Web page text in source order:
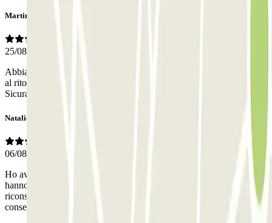
Martina
25/08/2024
Abbiamo utilizzato il servizio car valet. All’andata, e’ stato puntuale,
al ritorno attesa di 45/50 minuti di fronte ai 20/25 prospettati.
Sicuramente un servizio migliorabile.
Natalie
06/08/2024
Ho avuto un ottimo servizio, sono arrivata in aeroporto Malpensa e
hanno preso la macchina, al mio rientro ho chiamato per la
riconsegna della mia auto, in 10 minuti e’ arrivato un ragazzo a
consegnarmi l’auto. Grazie mi sono trovata benissimo così.